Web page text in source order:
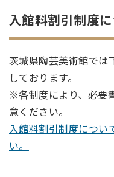
入館料割引制度
茨城県陶芸美術館では
しております。
※各制度により、必要
意ください。
入館料割引制度につい
い。